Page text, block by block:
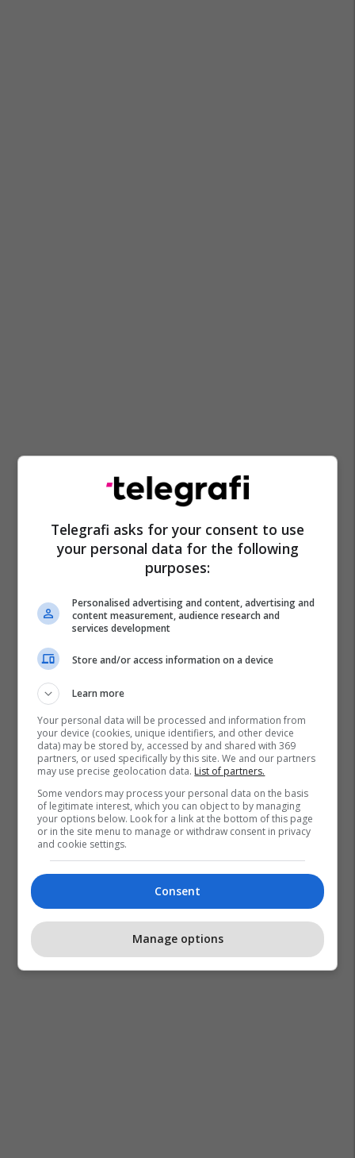
Telegrafi asks for your consent to use
your personal data for the following
purposes:
Personalised advertising and content, advertising and
content measurement, audience research and
services development
Store and/or access information on a device
Learn more
Your personal data will be processed and information from
your device (cookies, unique identifiers, and other device
data) may be stored by, accessed by and shared with 369
partners, or used specifically by this site. We and our partners
may use precise geolocation data. List of partners.
Some vendors may process your personal data on the basis
of legitimate interest, which you can object to by managing
your options below. Look for a link at the bottom of this page
or in the site menu to manage or withdraw consent in privacy
and cookie settings.
Consent
Manage options